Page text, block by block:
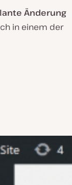
Änderung
in einem der